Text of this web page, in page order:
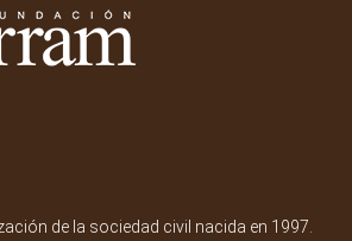
de la sociedad civil nacida en 1997.